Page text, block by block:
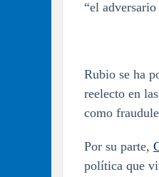
“el
Rubio se ha
reelecto en
como
Por su parte,
política que